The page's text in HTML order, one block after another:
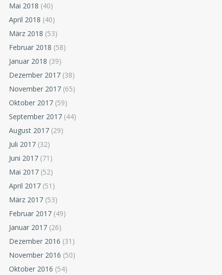
Mai 2018 (40)
April 2018 (40)
März 2018 (53)
Februar 2018 (58)
Januar 2018 (39)
Dezember 2017 (38)
November 2017 (65)
Oktober 2017 (59)
September 2017 (44)
August 2017 (29)
Juli 2017 (32)
Juni 2017 (71)
Mai 2017 (52)
April 2017 (51)
März 2017 (53)
Februar 2017 (49)
Januar 2017 (26)
Dezember 2016 (31)
November 2016 (50)
Oktober 2016 (54)